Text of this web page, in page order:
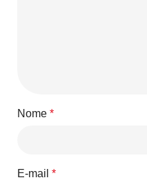
Nome *
E-mail *